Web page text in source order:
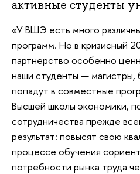
активные студенты
«У ВШЭ есть много
программ. Но в кризисный
партнерство особенно
наши студенты — магистры,
попадут в совместные
Высшей школы экономики,
сотрудничества прежде
результат: повысят свою
процессе обучения
потребности рынка труда